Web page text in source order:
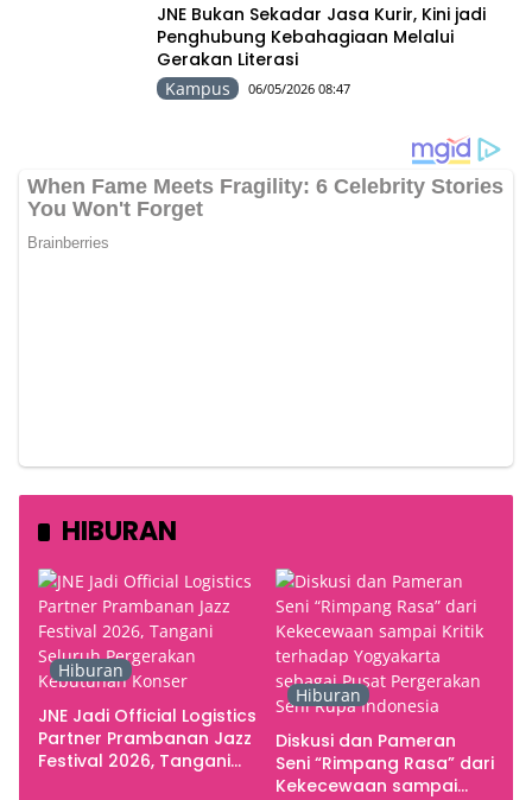
JNE Bukan Sekadar Jasa Kurir, Kini jadi
Penghubung Kebahagiaan Melalui
Gerakan Literasi
Kampus 06/05/2026 08:47
HIBURAN
Hiburan
JNE Jadi Official Logistics
Partner Prambanan Jazz
Festival 2026, Tangani
Hiburan
Diskusi dan Pameran
Seni “Rimpang Rasa” dari
Kekecewaan sampai